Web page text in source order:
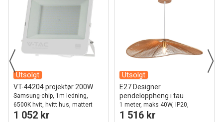
Utsolgt
VT-44204 projektør 200W
Samsung-chip, 1m ledning,
6500K hvit, hvitt hus, mattert
glass, IP65
1 052 kr
Utsolgt
E27 Designer
pendeloppheng i tau
1 meter, maks 40W, IP20,
Ø80cm, 2 års garanti
1 516 kr